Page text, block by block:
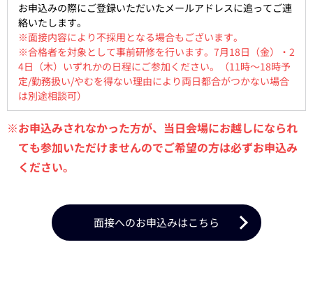
お申込みの際にご登録いただいたメールアドレスに追ってご連
絡いたします。
※面接内容により不採用となる場合もございます。
※合格者を対象として事前研修を行います。7月18日（金）・2
4日（木）いずれかの日程にご参加ください。（11時～18時予
定/勤務扱い/やむを得ない理由により両日都合がつかない場合
は別途相談可）
※お申込みされなかった方が、当日会場にお越しになられ
ても参加いただけませんのでご希望の方は必ずお申込み
ください。
面接へのお申込みはこちら